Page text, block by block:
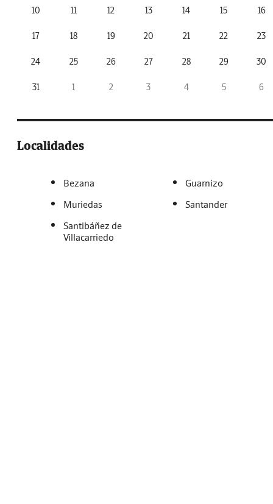
10 11 12 13 14 15 16
17 18 19 20 21 22 23
24 25 26 27 28 29 30
31 1 2 3 4 5 6
Localidades
Bezana
Guarnizo
Muriedas
Santander
Santibáñez de
Villacarriedo